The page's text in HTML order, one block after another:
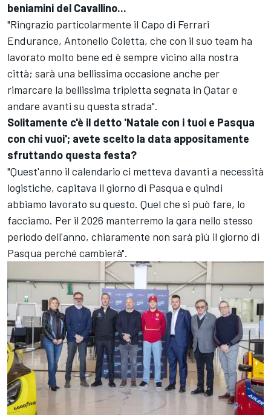
beniamini del Cavallino...
"Ringrazio particolarmente il Capo di Ferrari
Endurance, Antonello Coletta, che con il suo team ha
lavorato molto bene ed è sempre vicino alla nostra
città; sarà una bellissima occasione anche per
rimarcare la bellissima tripletta segnata in Qatar e
andare avanti su questa strada".
Solitamente c'è il detto 'Natale con i tuoi e Pasqua
con chi vuoi'; avete scelto la data appositamente
sfruttando questa festa?
"Quest'anno il calendario ci metteva davanti a necessità
logistiche, capitava il giorno di Pasqua e quindi
abbiamo lavorato su questo. Quel che si può fare, lo
facciamo. Per il 2026 manterremo la gara nello stesso
periodo dell'anno, chiaramente non sarà più il giorno di
Pasqua perché cambierà".